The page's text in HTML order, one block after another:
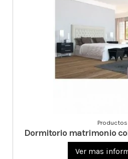
Productos
Dormitorio matrimonio
Ver mas